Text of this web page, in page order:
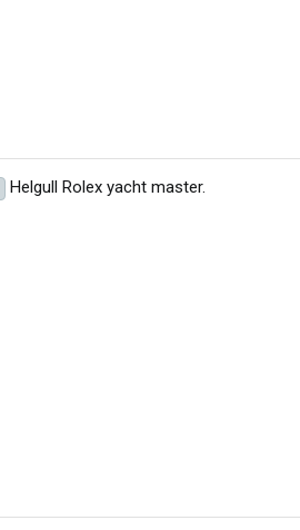
Helgull Rolex yacht master.